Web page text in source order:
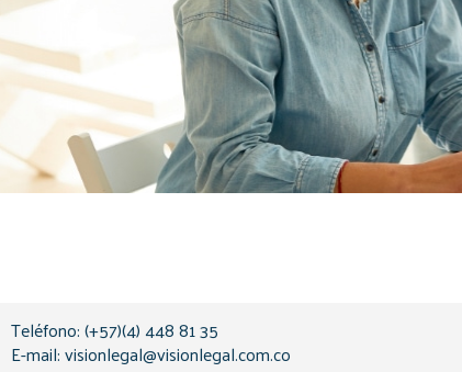
Teléfono: (+57)(4) 448 81 35
E-mail: visionlegal@visionlegal.com.co